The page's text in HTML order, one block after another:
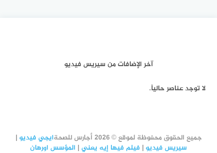
آخر الإضافات من سيريس فيديو
لا توجد عناصر حالياً.
جميع الحقوق محفوظة لموقع © 2026 أجارس للصحة ايجي فيديو |
سيريس فيديو | فيلم فيها إيه يعني | المؤسس اورهان